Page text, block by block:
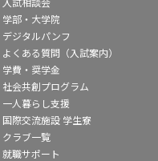
学部・大学院
デジタルパンフ
よくある質問（入試案内）
学費・奨学金
社会共創プログラム
一人暮らし支援
国際交流施設 学生寮
クラブ一覧
就職サポート